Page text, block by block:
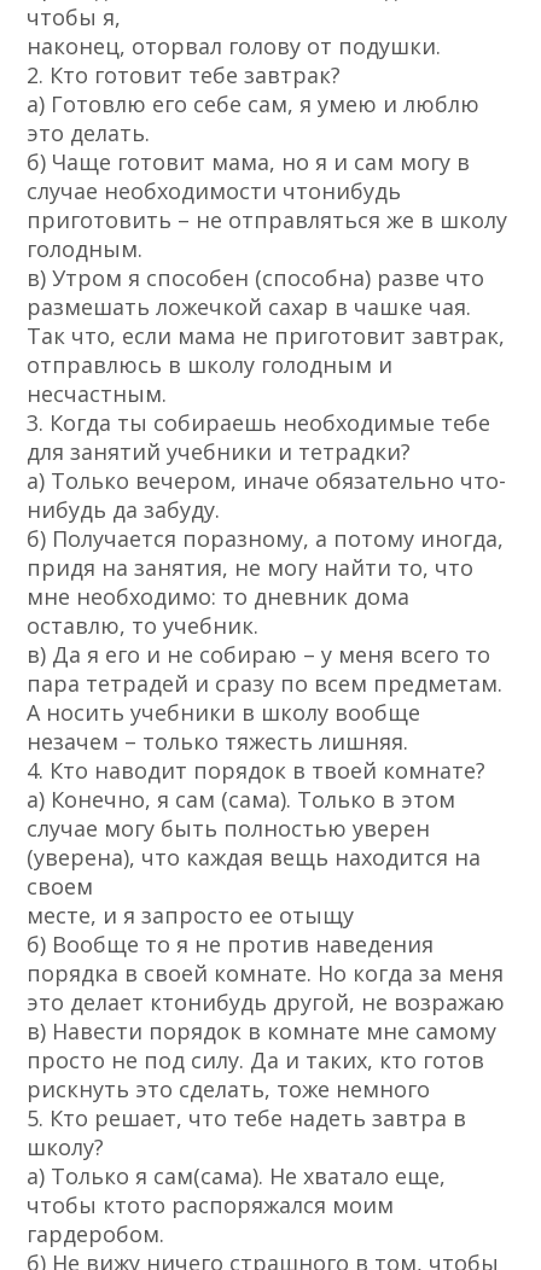
чтобы я,
наконец, оторвал голову от подушки.
2. Кто готовит тебе завтрак?
а) Готовлю его себе сам, я умею и люблю
это делать.
б) Чаще готовит мама, но я и сам могу в
случае необходимости что­нибудь
приготовить – не отправляться же в школу
голодным.
в) Утром я способен (способна) разве что
размешать ложечкой сахар в чашке чая.
Так что, если мама не приготовит завтрак,
отправлюсь в школу голодным и
несчастным.
3. Когда ты собираешь необходимые тебе
для занятий учебники и тетрадки?
а) Только вечером, иначе обязательно что­
нибудь да забуду.
б) Получается по­разному, а потому иногда,
придя на занятия, не могу найти то, что
мне необходимо: то дневник дома
оставлю, то учебник.
в) Да я его и не собираю – у меня всего то
пара тетрадей и сразу по всем предметам.
А носить учебники в школу вообще
незачем – только тяжесть лишняя.
4. Кто наводит порядок в твоей комнате?
а) Конечно, я сам (сама). Только в этом
случае могу быть полностью уверен
(уверена), что каждая вещь находится на
своем
месте, и я запросто ее отыщу
б) Вообще то я не против наведения
порядка в своей комнате. Но когда за меня
это делает кто­нибудь другой, не возражаю
в) Навести порядок в комнате мне самому
просто не под силу. Да и таких, кто готов
рискнуть это сделать, тоже немного
5. Кто решает, что тебе надеть завтра в
школу?
а) Только я сам(сама). Не хватало еще,
чтобы кто­то распоряжался моим
гардеробом.
б) Не вижу ничего страшного в том, чтобы